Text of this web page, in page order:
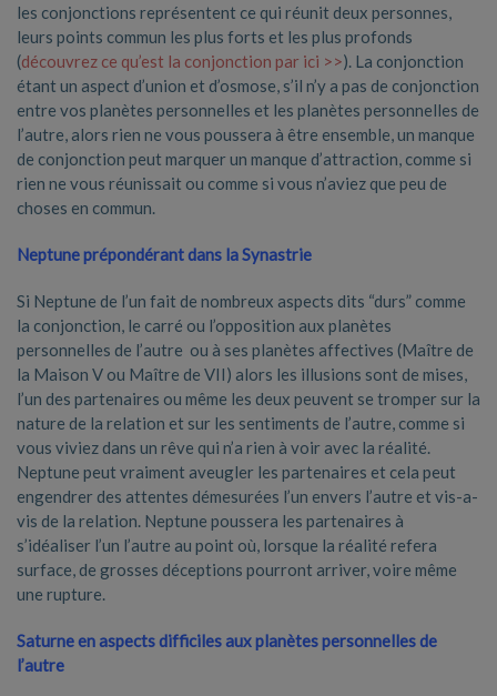
les conjonctions représentent ce qui réunit deux personnes,
leurs points commun les plus forts et les plus profonds
(découvrez ce qu’est la conjonction par ici >>). La conjonction
étant un aspect d’union et d’osmose, s’il n’y a pas de conjonction
entre vos planètes personnelles et les planètes personnelles de
l’autre, alors rien ne vous poussera à être ensemble, un manque
de conjonction peut marquer un manque d’attraction, comme si
rien ne vous réunissait ou comme si vous n’aviez que peu de
choses en commun.
Neptune prépondérant dans la Synastrie
Si Neptune de l’un fait de nombreux aspects dits “durs” comme
la conjonction, le carré ou l’opposition aux planètes
personnelles de l’autre ou à ses planètes affectives (Maître de
la Maison V ou Maître de VII) alors les illusions sont de mises,
l’un des partenaires ou même les deux peuvent se tromper sur la
nature de la relation et sur les sentiments de l’autre, comme si
vous viviez dans un rêve qui n’a rien à voir avec la réalité.
Neptune peut vraiment aveugler les partenaires et cela peut
engendrer des attentes démesurées l’un envers l’autre et vis-a-
vis de la relation. Neptune poussera les partenaires à
s’idéaliser l’un l’autre au point où, lorsque la réalité refera
surface, de grosses déceptions pourront arriver, voire même
une rupture.
Saturne en aspects difficiles aux planètes personnelles de
l’autre